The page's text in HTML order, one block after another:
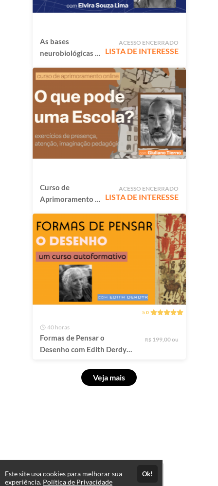
As bases
neurobiológicas e
desenvolvimento
humano
ACESSO ENCERRADO
LISTA DE INTERESSE
Curso de
Aprimoramento -
escola?
ACESSO ENCERRADO
LISTA DE INTERESSE
5.0
40 horas
Formas de Pensar o
Desenho com Edith Derdyk
R$ 199,00 ou
Veja mais
Este site usa cookies para melhorar sua
experiência. Política de Privacidade
Ok!